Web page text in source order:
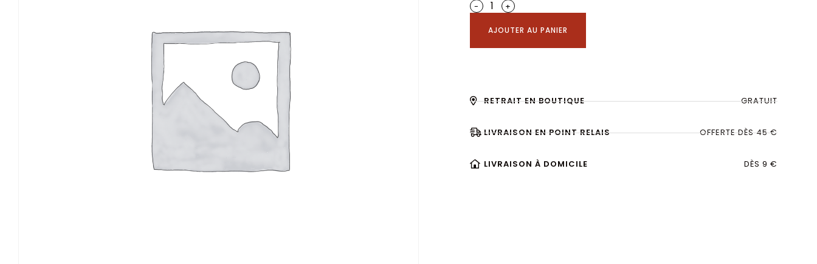
-
+
AJOUTER AU PANIER
RETRAIT EN BOUTIQUE GRATUIT
LIVRAISON EN POINT RELAIS OFFERTE DÈS 45 €
LIVRAISON À DOMICILE DÈS 9 €